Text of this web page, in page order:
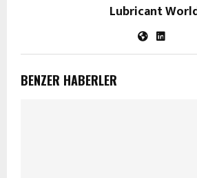
Lubricant
BENZER HABERLER